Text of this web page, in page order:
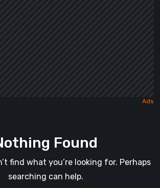
Found
find what you’re looking for. Perhaps
searching can help.